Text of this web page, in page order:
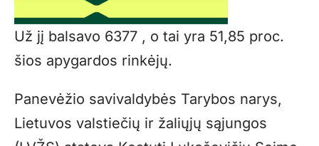
Už jį balsavo 6377 , o tai yra 51,85 proc.
šios apygardos rinkėjų.
Panevėžio savivaldybės Tarybos narys,
Lietuvos valstiečių ir žaliųjų sąjungos